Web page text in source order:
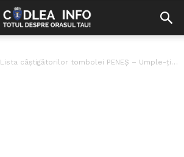
Lista câștigătorilor tombolei PENEȘ – Umple-ți masa de Crăciun